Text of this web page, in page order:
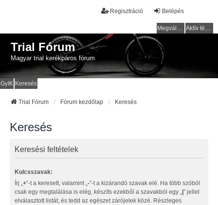
Belépés
Regisztráció
Megválaszolatlan témák Aktív témák
Trial Fórum
Magyar trial kerékpáros fórum
GyIK Keresés
Trial Fórum Fórum kezdőlap Keresés
Keresés
Keresési feltételek
Kulcsszavak:
Írj „ +”-t a keresett, valamint „ -”-t a kizárandó szavak elé. Ha több szóból
csak egy megtalálása is elég, készíts ezekből a szavakból egy „ |” jellel
elválasztott listát, és tedd az egészet zárójelek közé. Részleges